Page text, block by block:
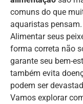
comuns do que
aquaristas pensam.
Alimentar seus
forma correta não
garante seu bem-
também evita
podem ser
Vamos explorar